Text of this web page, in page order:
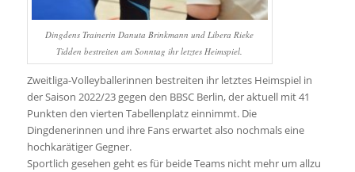
Dingdens Trainerin Danuta Brinkmann und Libera Rieke
Tidden bestreiten am Sonntag ihr letztes Heimspiel.
Zweitliga-Volleyballerinnen bestreiten ihr letztes Heimspiel in
der Saison 2022/23 gegen den BBSC Berlin, der aktuell mit 41
Punkten den vierten Tabellenplatz einnimmt. Die
Dingdenerinnen und ihre Fans erwartet also nochmals eine
hochkarätiger Gegner.
Sportlich gesehen geht es für beide Teams nicht mehr um allzu